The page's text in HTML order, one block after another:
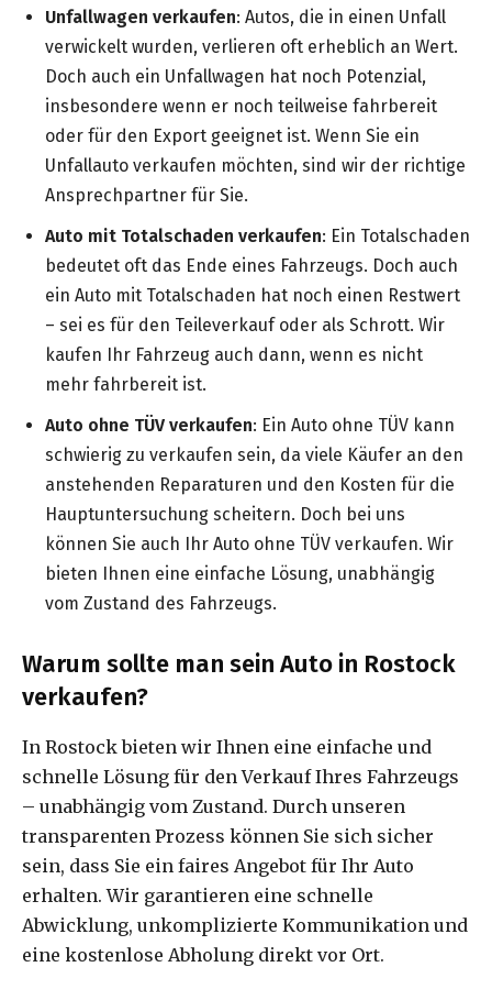
Unfallwagen verkaufen: Autos, die in einen Unfall
verwickelt wurden, verlieren oft erheblich an Wert.
Doch auch ein Unfallwagen hat noch Potenzial,
insbesondere wenn er noch teilweise fahrbereit
oder für den Export geeignet ist. Wenn Sie ein
Unfallauto verkaufen möchten, sind wir der richtige
Ansprechpartner für Sie.
Auto mit Totalschaden verkaufen: Ein Totalschaden
bedeutet oft das Ende eines Fahrzeugs. Doch auch
ein Auto mit Totalschaden hat noch einen Restwert
– sei es für den Teileverkauf oder als Schrott. Wir
kaufen Ihr Fahrzeug auch dann, wenn es nicht
mehr fahrbereit ist.
Auto ohne TÜV verkaufen: Ein Auto ohne TÜV kann
schwierig zu verkaufen sein, da viele Käufer an den
anstehenden Reparaturen und den Kosten für die
Hauptuntersuchung scheitern. Doch bei uns
können Sie auch Ihr Auto ohne TÜV verkaufen. Wir
bieten Ihnen eine einfache Lösung, unabhängig
vom Zustand des Fahrzeugs.
Warum sollte man sein Auto in Rostock
verkaufen?
In Rostock bieten wir Ihnen eine einfache und
schnelle Lösung für den Verkauf Ihres Fahrzeugs
– unabhängig vom Zustand. Durch unseren
transparenten Prozess können Sie sich sicher
sein, dass Sie ein faires Angebot für Ihr Auto
erhalten. Wir garantieren eine schnelle
Abwicklung, unkomplizierte Kommunikation und
eine kostenlose Abholung direkt vor Ort.